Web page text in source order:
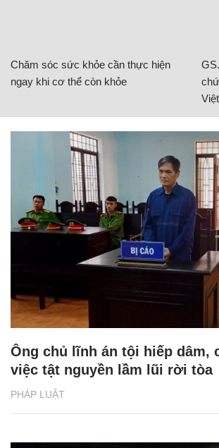
Chăm sóc sức khỏe cần thực hiện
ngay khi cơ thể còn khỏe
PHÁP LUẬT
Ông chủ lĩnh án tội hiếp dâm,
việc tật nguyền lầm lũi rời tòa